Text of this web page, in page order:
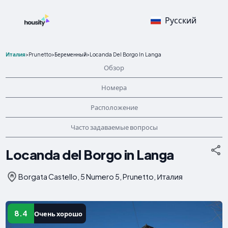
Русский
Италия>Prunetto>Беременный>Locanda Del Borgo In Langa
Обзор
Номера
Расположение
Часто задаваемые вопросы
Locanda del Borgo in Langa
Borgata Castello, 5 Numero 5, Prunetto, Италия
8.4 Очень хорошо